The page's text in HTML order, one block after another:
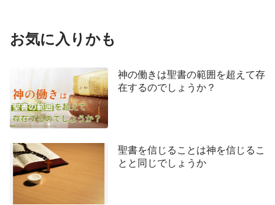
はどうすればいいか人類が知るようになったこと
を、僕らは聖書を読むことで知るようになる。そし
らに憐れみをお示しになるだけでなく、人を呪い罰
することもありうるとわかった。さらに、神様に自
分の罪を告白して悔い改め、他人を許して自分の敵
うになった。僕らは自分の十字架を背負って福音を
広めるべきであり、また主イエスが自分のように隣
人を愛されたこと、人間に果てしない憐れみと愛情
お気に入りかも
神の働きは聖書の範囲を超えて存
在するのでしょうか？
聖書を信じることは神を信じるこ
とと同じでしょうか